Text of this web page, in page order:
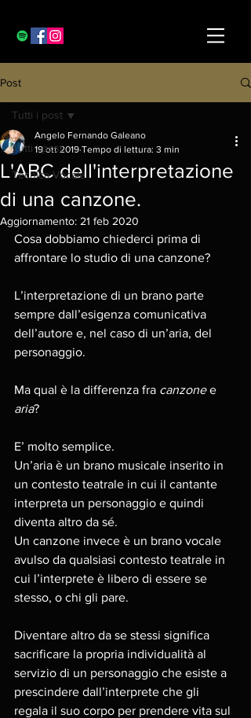
Post
Tutti i post
Tecnica Vocale
Tutti i post
L'ABC dell'interpretazione
di una canzone.
Angelo Fernando Galeano
19 ott 2019 Tempo di lettura: 3 min
Aggiornamento: 21 feb 2020
Cosa dobbiamo chiederci prima di
affrontare lo studio di una canzone?
L’interpretazione di un brano parte
sempre dall’esigenza comunicativa
dell’autore e, nel caso di un’aria, del
personaggio.
Ma qual è la differenza fra canzone e
aria?
E’ molto semplice.
Un’aria è un brano musicale inserito in
un contesto teatrale in cui il cantante
interpreta un personaggio e quindi
diventa altro da sé.
Un canzone invece è un brano vocale
avulso da qualsiasi contesto teatrale in
cui l’interprete è libero di essere se
stesso, o chi gli pare.
Diventare altro da se stessi significa
sacrificare la propria individualità al
servizio di un personaggio che esiste a
prescindere dall’interprete che gli
regala il suo corpo per prendere vita sul